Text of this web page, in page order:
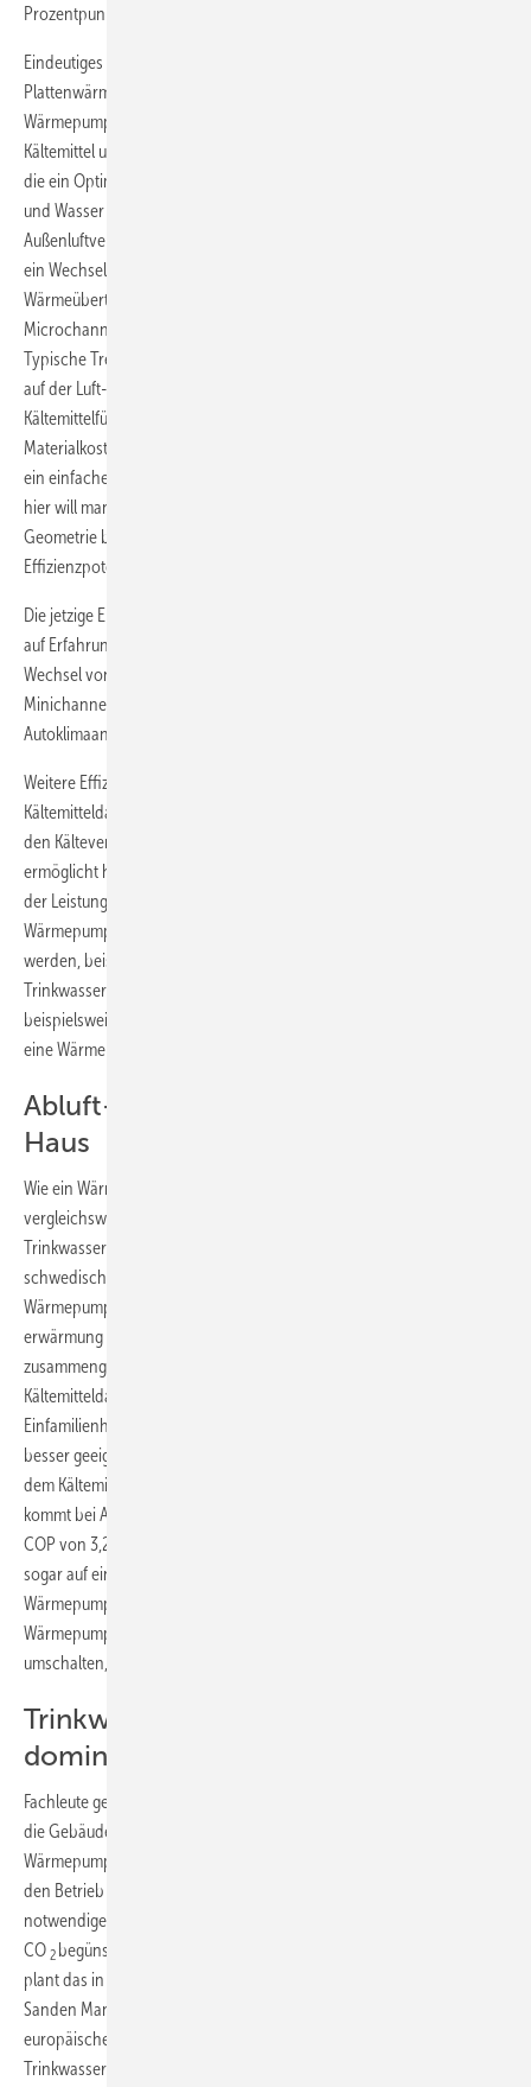
Prozentpunkte zu verbessern.
Eindeutiges Votum der Marktakteure: Die Zeit der Standard-
Plattenwärmeübertrager für Verdampfer oder Verflüssiger in
Wärmepumpen ist vorbei. Künftig wird es für die unterschiedlichen
Kältemittel und Wärmeträger angepasste Plattengeo­metrien geben,
die ein Optimum an Wärmeübertrager­leistung zwischen Kältemittel
und Wasser bzw. Sole aufweisen. Mehr noch: Auch bei den
Außenluftverdampfern für Luft/Wasser-Wärmepumpen zeichnet sich
ein Wechsel in der Bauart ab. Anstatt Kupferrohr-Aluminium-Lamellen-
Wärmeübertrager können dort künftig Minichannel- und
Microchannel-Wärmeübertrager aus Aluminium Verwendung finden.
Typische Treiber sind auch hier die verbesserte Wärmeübertragung
auf der Luft- wie auch auf der Kältemittelseite, reduzierte
Kältemittelfüllmengen, Reduzierung von Gewicht und Volumen,
Materialkosteneinsparungen (Aluminium ist billiger als Kupfer) sowie
ein einfacheres Recycling, da reines Aluminium verwendet wird. Auch
hier will man künftig durch eine individuelle Formgebung und
Geometrie bei den Mini- und Microchannels weitere
Effizienzpotenziale erschließen.
Die jetzige Entwicklung bei Minichannel-Wärmeüber­tragern basiert
auf Erfahrungen in der Automobilindustrie. Dort konnte durch den
Wechsel von Wärmeübertragern aus Rundrohr-Lamellen zu
Minichannel-Wärme­über­tragern die Kältemittelfüllmenge in
Autoklimaanlagen um 80 % verringert werden, ebenso das Gewicht.
Weitere Effizienzsteigerungen bei Wärmepumpen sind die zusätzliche
Kältemitteldampf-Injektion bzw. die Flüssigkältemittel-Einspritzung in
den Kälteverdichter bzw. die Kältemittelansaugung. Ersteres
ermöglicht höhere Arbeitstemperaturen bei gleichzeitiger Steigerung
der Leistung um 15 bis 20 %. Damit könnten Luft/Wasser-
Wärmepumpen besser für die Trinkwassererwärmung genutzt
werden, beispielsweise in Hotels. Gegenüber einer
Trinkwassererwärmung mit klassischem Heizkessel könnten
beispielsweise in einem 50-Zimmer-Hotel die Betriebskosten durch
eine Wärmepumpe um 50 % gesenkt werden, so Danfoss.
Abluft-Wärmepumpe heizt KfW-70-
Haus
Wie ein Wärmepumpensystem für ein KfW-70-Haus, also mit
vergleichsweise hohem Anteil an Heizarbeit für die
Trinkwassererwärmung, aussehen könnte, präsentierte der
schwedische Hersteller Nibe in Nürnberg. Bei der ­neuen Abluft-
Wärme­pumpe F 370 sind ­Wärmepumpe für Heizung und Trinkwasser-
erwärmung sowie die Lüftung in einem Kompaktgerät
zusammengefasst. Durch Drehzahlregulierung des Verdichters und
Kältemitteldampf-Einspritzung sei das Gerät optimal für
Einfamilienhäuser nach KfW-70-Gebäude­effizienz­-Standard und
besser geeignet, so Nibe-Geschäftsführer Klaus Ackermann. Die mit
dem Kältemittel Propan (R290) arbeitende Luft/Wasser-Wärmepumpe
kommt bei A20 (12)W45 und 150 m
COP von 3,24, bei A20(12)W35 und 200 m
sogar auf einen COP von 3,93. Vorstellbar seien künftig auch hybride
Wärmepumpen, die bei frostfreiem Wetter als Luft/Wasser-
Wärmepumpe arbeiten, bei Minustemperaturen jedoch auf Erdsonde
umschalten, wobei dann kürzere Sondenlängen ausreichend sind.
Trinkwassererwärmung wird zur
dominanten Größe
Fachleute gehen davon aus, dass mit steigenden Anforderungen an
die Gebäudeenergieeffizienz im Ein- und Zweifamilienhaus die
Wärmepumpe – zumindest im Neubaubereich – mehr und mehr auf
den Betrieb der Trinkwassererwärmung optimiert werde. Die dort
notwendigen höheren Temperaturen würden dann das Kältemittel
CO 2 begünstigen, das Heiztemperaturen von bis zu 90 °C zulässt. So
plant das in Frankreich ansässige japanische Tochterunternehmen
Sanden Manufacturing Europe die Markteinführung einer auf
europäische Verhältnisse modifizierten Ecocute-Wärmepumpe zur
Trinkwassererwärmung. Ziel sei ein COP von 3,0. Das zunächst für